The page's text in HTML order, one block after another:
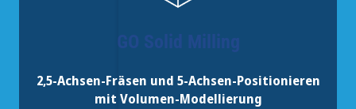
2,5-Achsen-Fräsen und 5-Achsen-Positionieren
mit Volumen-Modellierung